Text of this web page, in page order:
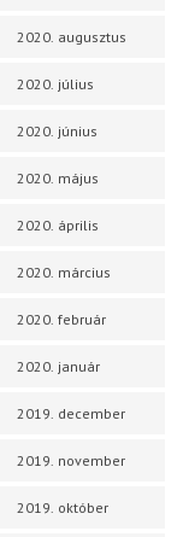
2020. augusztus
2020. július
2020. június
2020. május
2020. április
2020. március
2020. február
2020. január
2019. december
2019. november
2019. október